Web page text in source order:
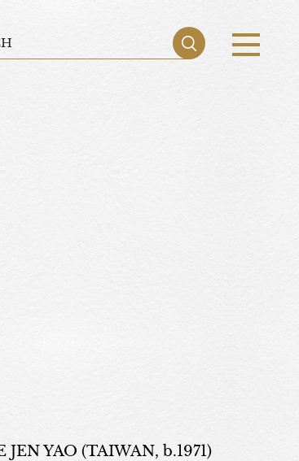
JEN YAO (TAIWAN, b.1971)